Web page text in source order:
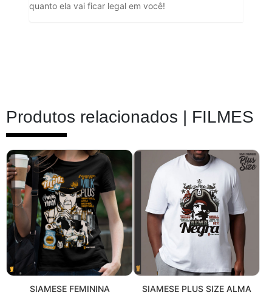
quanto ela vai ficar legal em você!
Produtos relacionados | FILMES
SIAMESE FEMININA
SIAMESE PLUS SIZE ALMA